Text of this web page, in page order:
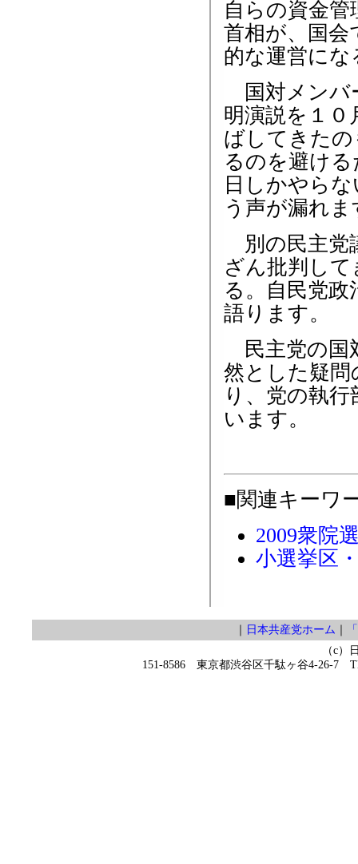
自らの資金
首相が、国
的な運営に
国対メンバ
明演説を１０
ばしてきた
るのを避け
日しかやら
う声が漏れま
別の民主党
ざん批判し
る。自民党
語ります。
民主党の国
然とした疑問
り、党の執
います。
■関連キーワ
2009衆院
小選挙区
｜ 日本共産党ホーム ｜
（c）
151-8586 東京都渋谷区千駄ヶ谷4-26-7